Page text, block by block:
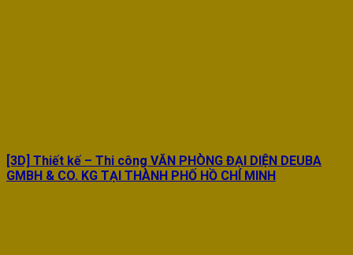
[3D] Thiết kế – Thi công VĂN PHÒNG ĐẠI DIỆN DEUBA
GMBH & CO. KG TẠI THÀNH PHỐ HỒ CHÍ MINH